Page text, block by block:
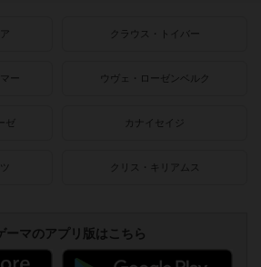
クラウス・トイバー
ー ウヴェ・ローゼンベルク
ゼ カナイセイジ
クリス・キリアムス
ーマのアプリ版はこちら